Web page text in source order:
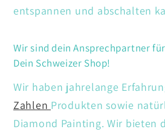
entspannen und abschalten
Wir sind dein Ansprechpartner
Dein Schweizer Shop!
Wir haben jahrelange
Zahlen Produkten sowie
Diamond Painting. Wir bieten